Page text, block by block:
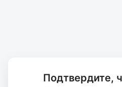
Подтвердите,